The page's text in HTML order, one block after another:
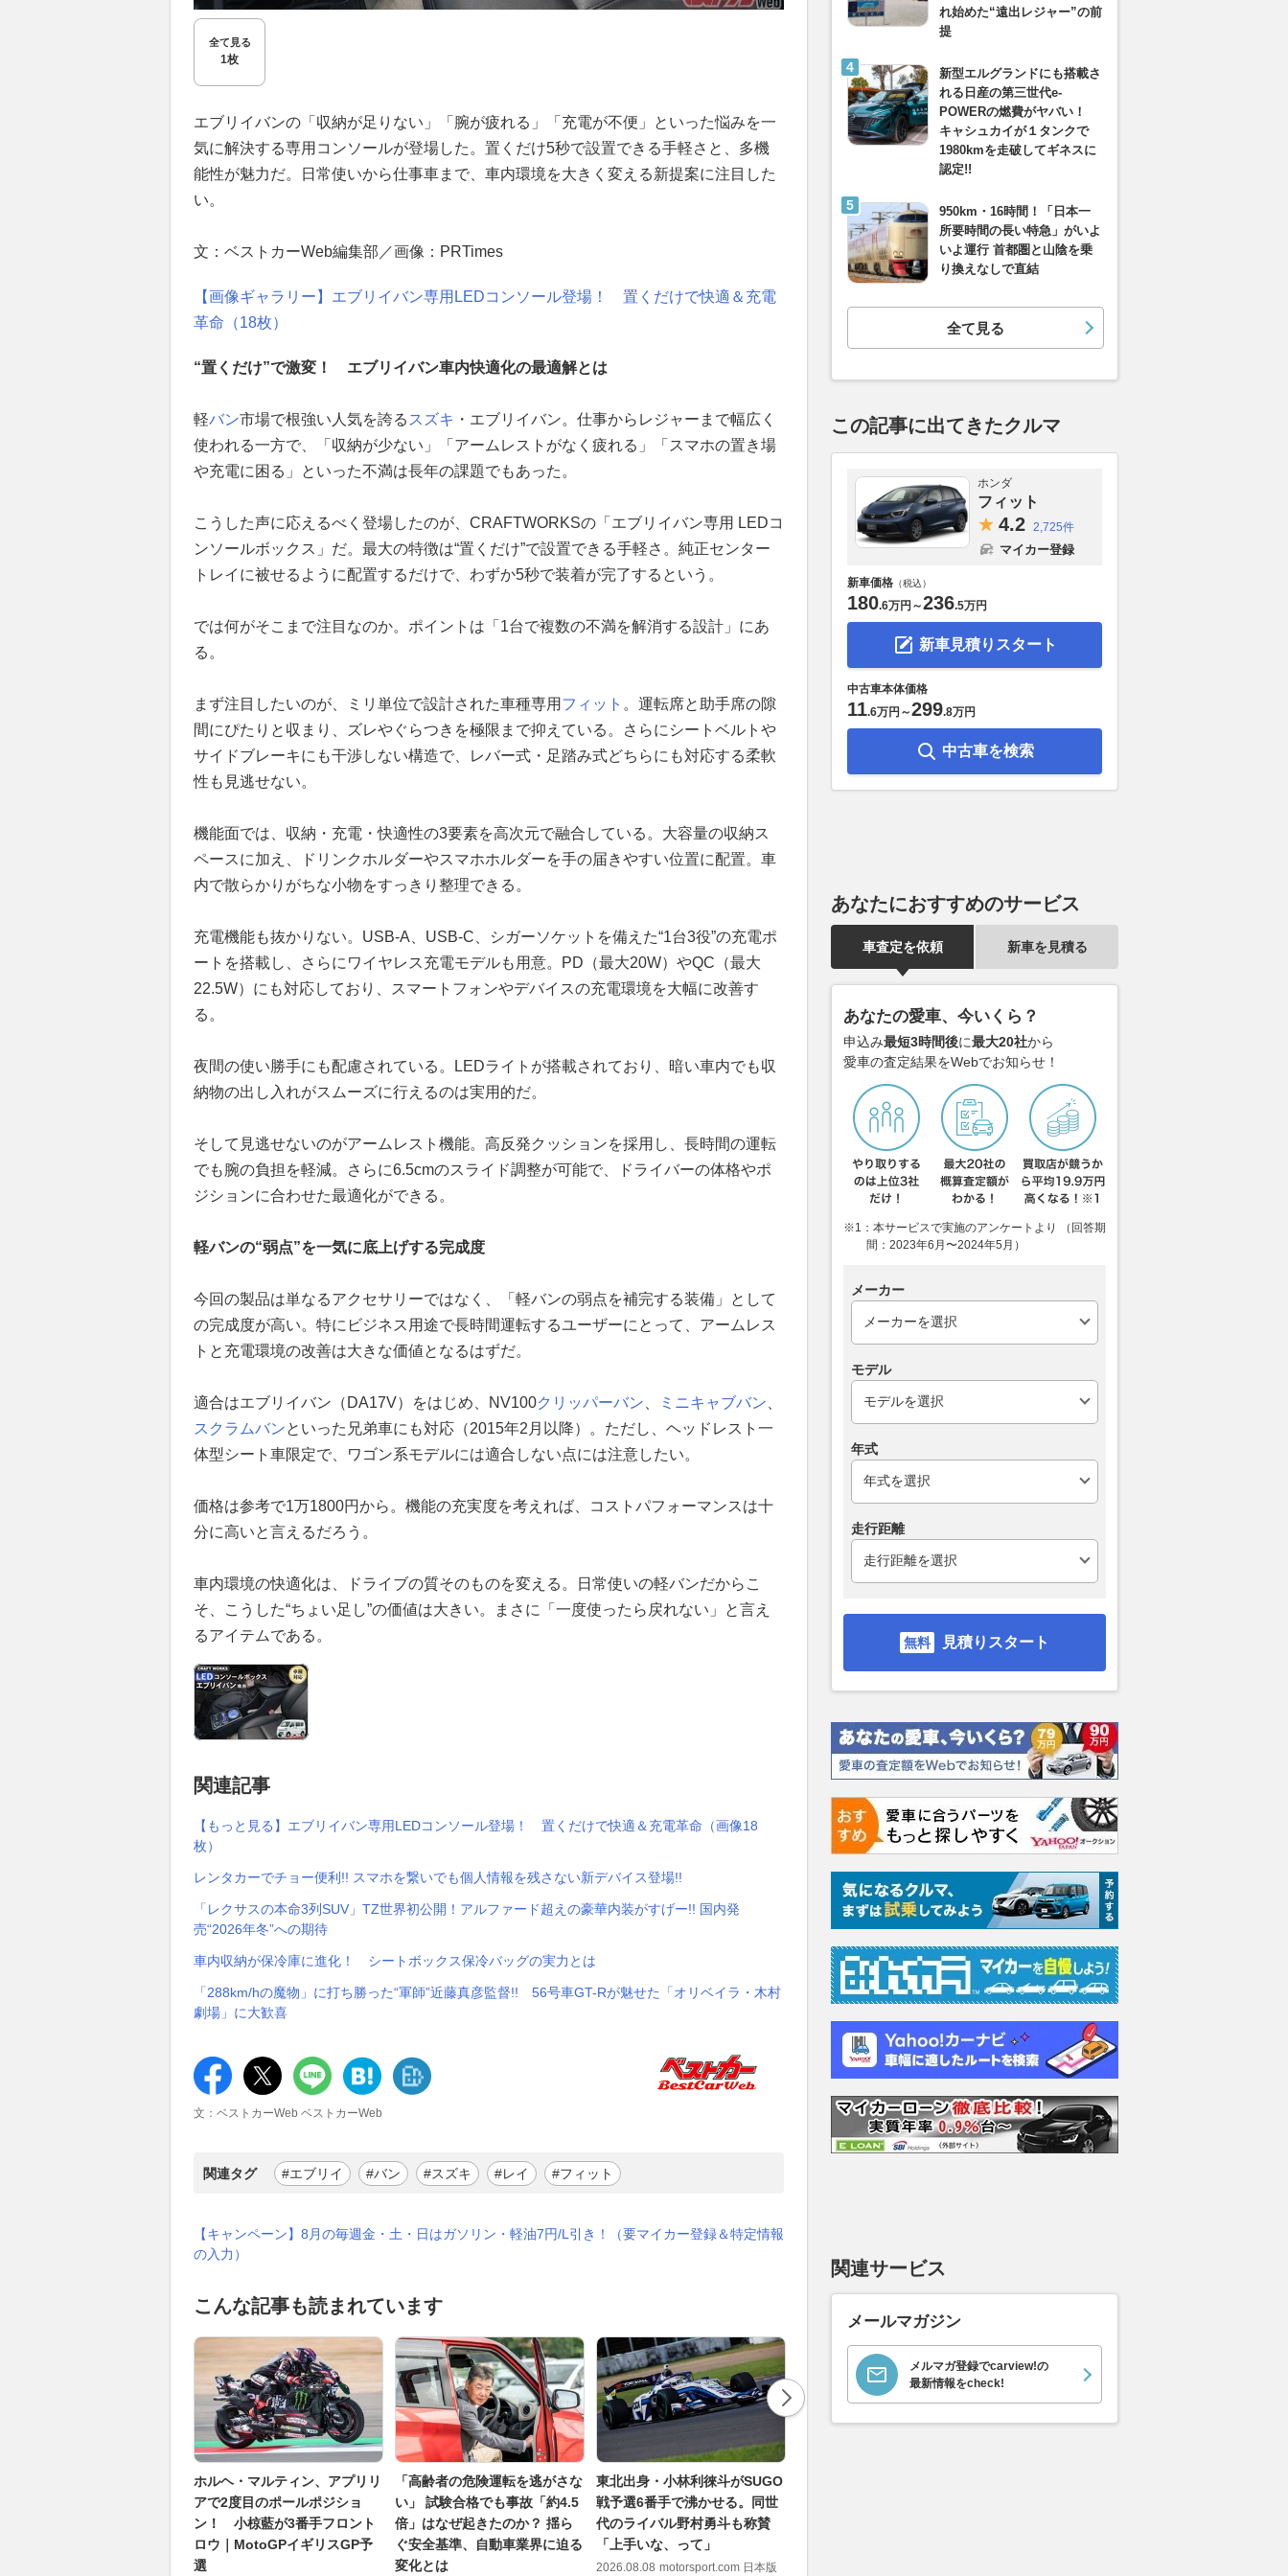
全て見る
1枚
エブリイバンの「収納が足りない」「腕が疲れる」「充電が不便」といった悩みを一
気に解決する専用コンソールが登場した。置くだけ5秒で設置できる手軽さと、多機
能性が魅力だ。日常使いから仕事車まで、車内環境を大きく変える新提案に注目した
い。
文：ベストカーWeb編集部／画像：PRTimes
【画像ギャラリー】エブリイバン専用LEDコンソール登場！ 置くだけで快適＆充電
革命（18枚）
“置くだけ”で激変！ エブリイバン車内快適化の最適解とは
軽バン市場で根強い人気を誇る スズキ ・エブリイバン。仕事からレジャーまで幅広く
使われる一方で、「収納が少ない」「アームレストがなく疲れる」「スマホの置き場
や充電に困る」といった不満は長年の課題でもあった。
こうした声に応えるべく登場したのが、CRAFTWORKSの「エブリイバン専用 LEDコ
ンソールボックス」だ。最大の特徴は“置くだけ”で設置できる手軽さ。純正センター
トレイに被せるように配置するだけで、わずか5秒で装着が完了するという。
では何がそこまで注目なのか。ポイントは「1台で複数の不満を解消する設計」にあ
る。
まず注目したいのが、ミリ単位で設計された車種専用 フィット 。運転席と助手席の隙
間にぴたりと収まり、ズレやぐらつきを極限まで抑えている。さらにシートベルトや
サイドブレーキにも干渉しない構造で、レバー式・足踏み式どちらにも対応する柔軟
性も見逃せない。
機能面では、収納・充電・快適性の3要素を高次元で融合している。大容量の収納ス
ペースに加え、ドリンクホルダーやスマホホルダーを手の届きやすい位置に配置。車
内で散らかりがちな小物をすっきり整理できる。
充電機能も抜かりない。USB-A、USB-C、シガーソケットを備えた“1台3役”の充電ポ
ートを搭載し、さらにワイヤレス充電モデルも用意。PD（最大20W）やQC（最大
22.5W）にも対応しており、スマートフォンやデバイスの充電環境を大幅に改善す
る。
夜間の使い勝手にも配慮されている。LEDライトが搭載されており、暗い車内でも収
納物の出し入れがスムーズに行えるのは実用的だ。
そして見逃せないのがアームレスト機能。高反発クッションを採用し、長時間の運転
でも腕の負担を軽減。さらに6.5cmのスライド調整が可能で、ドライバーの体格やポ
ジションに合わせた最適化ができる。
軽バンの“弱点”を一気に底上げする完成度
今回の製品は単なるアクセサリーではなく、「軽バンの弱点を補完する装備」として
の完成度が高い。特にビジネス用途で長時間運転するユーザーにとって、アームレス
トと充電環境の改善は大きな価値となるはずだ。
適合はエブリイバン（DA17V）をはじめ、NV100クリッパーバン ミニキャブバン
スクラムバンといった兄弟車にも対応（2015年2月以降）。ただし、ヘッドレスト一
体型シート車限定で、ワゴン系モデルには適合しない点には注意したい。
価格は参考で1万1800円から。機能の充実度を考えれば、コストパフォーマンスは十
分に高いと言えるだろう。
車内環境の快適化は、ドライブの質そのものを変える。日常使いの軽バンだからこ
そ、こうした“ちょい足し”の価値は大きい。まさに「一度使ったら戻れない」と言え
るアイテムである。
関連記事
【もっと見る】エブリイバン専用LEDコンソール登場！ 置くだけで快適＆充電革命（画像18
枚）
レンタカーでチョー便利!! スマホを繋いでも個人情報を残さない新デバイス登場!!
「レクサスの本命3列SUV」TZ世界初公開！アルファード超えの豪華内装がすげー!! 国内発
売“2026年冬”への期待
車内収納が保冷庫に進化！ シートボックス保冷バッグの実力とは
「288km/hの魔物」に打ち勝った“軍師”近藤真彦監督!! 56号車GT-Rが魅せた「オリベイラ・木村
劇場」に大歓喜
文：ベストカーWeb ベストカーWeb
関連タグ #エブリイ #バン #スズキ #レイ #フィット
【キャンペーン】8月の毎週金・土・日はガソリン・軽油7円/L引き！（要マイカー登録＆特定情報
の入力）
こんな記事も読まれています
ホルヘ・マルティン、アプリリ
アで2度目のポールポジショ
ン！ 小椋藍が3番手フロント
ロウ｜MotoGPイギリスGP予
選
「高齢者の危険運転を逃がさな
い」 試験合格でも事故「約4.5
倍」はなぜ起きたのか？ 揺ら
ぐ安全基準、自動車業界に迫る
変化とは
東北出身・小林利徠斗がSUGO
戦予選6番手で沸かせる。同世
代のライバル野村勇斗も称賛
「上手いな、って」
2026.08.08 motorsport.com 日本版
れ始めた“遠出レジャー”の前
提
新型エルグランドにも搭載さ
れる日産の第三世代e-
POWERの燃費がヤバい！
キャシュカイが１タンクで
1980kmを走破してギネスに
認定!!
950km・16時間！「日本一
所要時間の長い特急」がいよ
いよ運行 首都圏と山陰を乗
り換えなしで直結
全て見る
この記事に出てきたクルマ
ホンダ
フィット
4.2 2,725件
マイカー登録
新車価格 （税込）
180.6万円 ～236.5万円
新車見積りスタート
中古車本体価格
11.6万円 ～299.8万円
中古車を検索
あなたにおすすめのサービス
車査定を依頼 新車を見積る
あなたの愛車、今いくら？
申込み最短3時間後に最大20社から
愛車の査定結果をWebでお知らせ！
※1：本サービスで実施のアンケートより （回答期
間：2023年6月〜2024年5月）
メーカー
モデル
年式
走行距離
見積りスタート
関連サービス
メールマガジン
メルマガ登録でcarview!の
最新情報をcheck!